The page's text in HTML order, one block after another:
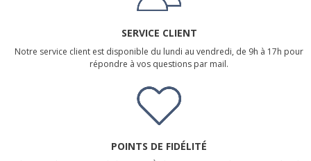
SERVICE CLIENT
Notre service client est disponible du lundi au vendredi, de 9h à 17h pour
répondre à vos questions par mail.
POINTS DE FIDÉLITÉ